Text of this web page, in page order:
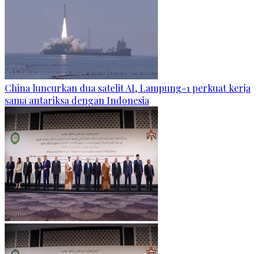
China luncurkan dua satelit AI, Lampung-1 perkuat kerja
sama antariksa dengan Indonesia